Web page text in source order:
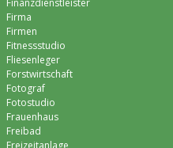
Finanzdienstleister
Firma
Firmen
Fitnessstudio
Fliesenleger
Forstwirtschaft
Fotograf
Fotostudio
Frauenhaus
Freibad